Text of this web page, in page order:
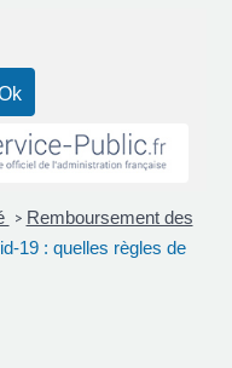
> Remboursement des
19 : quelles règles de